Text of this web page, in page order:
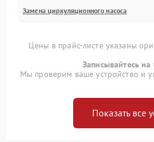
Замена циркуляционного насоса
Цены в прайс-листе указаны
Записывайтесь на
Мы проверим ваше устройство и
Показать все